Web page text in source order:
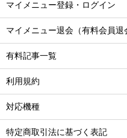
マイメニュー登録・ログイン
マイメニュー退会（有料会員退
有料記事一覧
利用規約
対応機種
特定商取引法に基づく表記